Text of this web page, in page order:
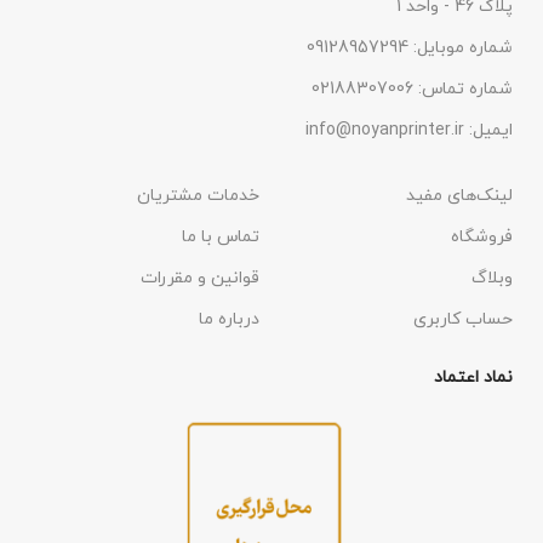
پلاک 46 - واحد 1
شماره موبایل: 09128957294
شماره تماس: 02188307006
ایمیل: info@noyanprinter.ir
لینک‌های مفید
فروشگاه
وبلاگ
حساب کاربری
خدمات مشتریان
تماس با ما
قوانین و مقررات
درباره ما
نماد اعتماد